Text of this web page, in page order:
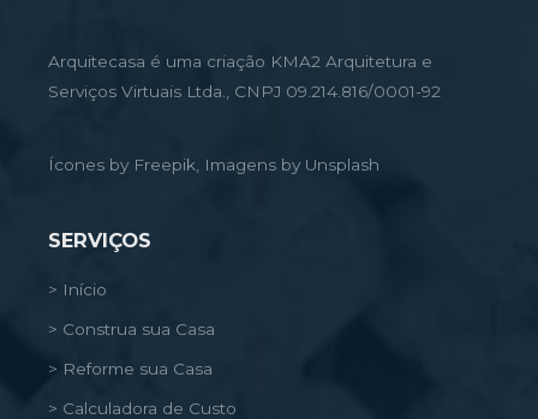
Arquitecasa é uma criação KMA2 Arquitetura e
Serviços Virtuais Ltda., CNPJ 09.214.816/0001-92
Ícones by Freepik, Imagens by Unsplash
SERVIÇOS
> Início
> Construa sua Casa
> Reforme sua Casa
> Calculadora de Custo